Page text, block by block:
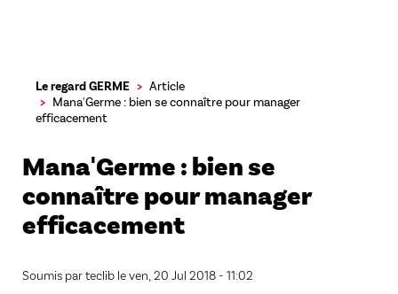
contenu
principal
Le regard GERME
Article
Mana'Germe : bien se connaître pour manager
efficacement
Mana'Germe : bien se
connaître pour manager
efficacement
Soumis parteclib leven, 20 Jul 2018 - 11:02